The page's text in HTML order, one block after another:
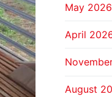
May 2026
April
August